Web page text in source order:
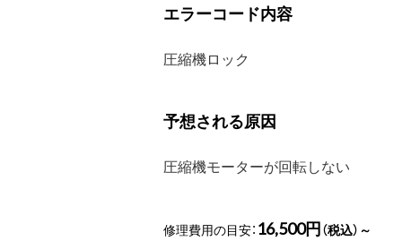
エラーコード内容
圧縮機ロック
予想される原因
圧縮機モーターが回転しない
修理費用の目安： 16,500円（税込）～